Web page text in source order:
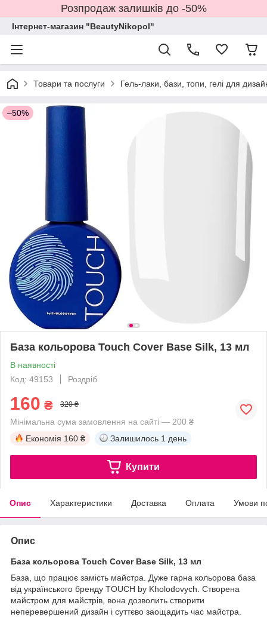
Розпродаж залишків до -50%
Інтернет-магазин "BeautyNikopol"
Товари та послуги Гель-лаки, бази, топи, гелі для
–50%
База кольорова Touch Cover Base Silk, 13 мл
В наявності
Код: 49153
Роздріб
160 ₴ 320 ₴
Мінімальна сума замовлення на сайті — 200 ₴
Економія 160 ₴ Залишилось 1 день
Купити
Опис Характеристики Доставка Оплата Умови
Опис
База кольорова Touch Cover Base Silk, 13 мл
База, що працює замість майстра. Дуже гарна кольорова база
від українського бренду TOUCH by Kholodovych. Створена
майстром для майстрів, вона дозволить створити
неперевершений дизайн і суттєво заощадить час майстра.